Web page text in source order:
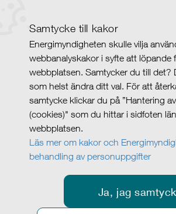
Samtycke till kakor
Energimyndigheten skulle vilja
webbanalyskakor i syfte att löpande
webbplatsen. Samtycker du till det?
som helst ändra ditt val. För att
samtycke klickar du på ”Hantering
(cookies)" som du hittar i sidfoten
webbplatsen.
Läs mer om kakor och
behandling av personuppgifter
Ja, jag